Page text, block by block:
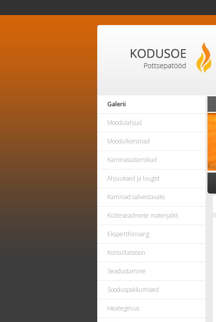
Galerii
Moodulahjud
Moodulkorstnad
Kaminasüdamikud
Ahjuuksed ja luugid
Kaminad salvestavaks
Kütteseadmete materjalid
Eksperthinnang
Konsultatsioon
Seadustamine
Sooduspakkumised
Heategevus